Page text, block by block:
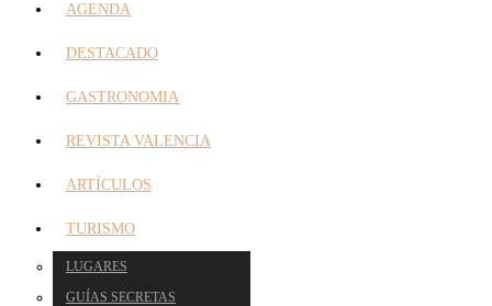
AGENDA
DESTACADO
GASTRONOMIA
REVISTA VALENCIA
ARTÍCULOS
TURISMO
LUGARES
GUÍAS SECRETAS